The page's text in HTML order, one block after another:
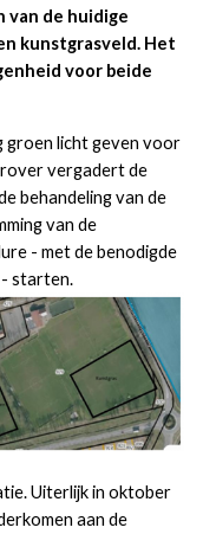
van de huidige
kunstgrasveld. Het
voor beide
groen licht geven voor
vergadert de
behandeling van de
van de
- met de benodigde
starten.
Uiterlijk in oktober
aan de